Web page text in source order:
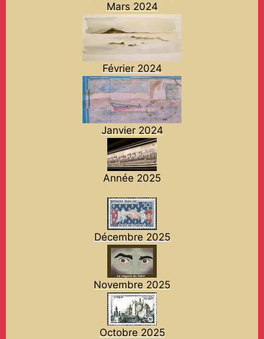
Mars 2024
Février 2024
Janvier 2024
Année 2025
Décembre 2025
Novembre 2025
Octobre 2025